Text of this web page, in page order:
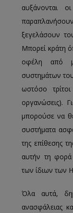
αυξάνονται
ξεγελάσουν
Μπορεί κράτη
οφέλη από
συστημάτων
ωστόσο
οργανώσεις).
μπορούσε να
συστήματα
της επίθεσης
αυτήν τη φορά
των ίδιων των
Όλα αυτά,
ανασφάλειας